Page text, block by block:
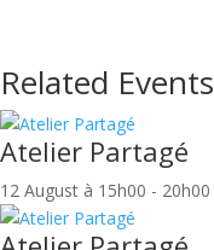
Related Events
Atelier Partagé
12 August à 15h00 - 20h00